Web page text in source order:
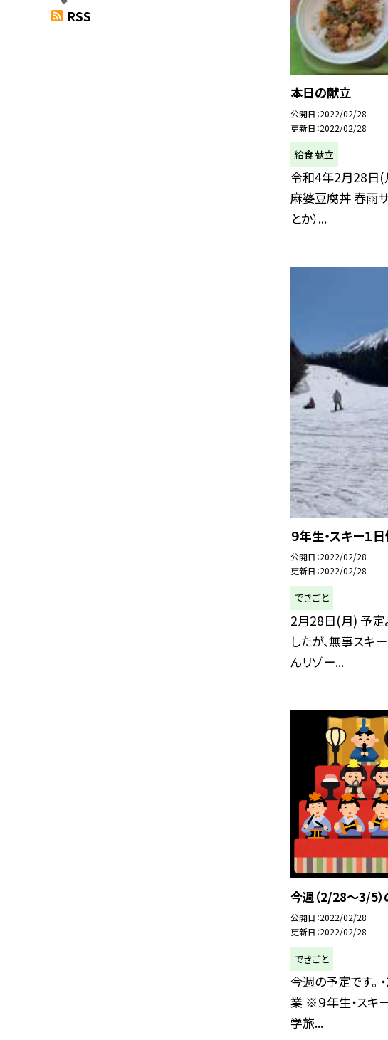
本日の献立
公開日 2022/02/28
更新日 2022/02/28
給食献立
令和4年2月28日(
麻婆豆腐丼 春雨サ
とか）...
９年生・スキー１
公開日 2022/02/28
更新日 2022/02/28
できごと
2月28日(月) 予定
したが、無事スキ
んリゾー...
今週（2/28〜3/5
公開日 2022/02/28
更新日 2022/02/28
できごと
今週の予定です。
業 ※９年生・スキ
学旅...
RSS